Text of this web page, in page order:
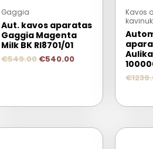
Gaggia
Aut. kavos aparatas
Gaggia Magenta
Milk BK RI8701/01
€549.00 €540.00
Kavos
€